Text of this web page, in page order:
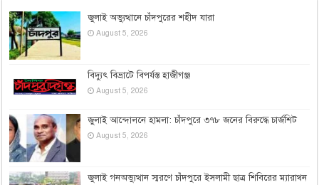
জুলাই অভ্যুত্থানে চাঁদপুরের শহীদ যারা
August 5, 2026
বিদ্যুৎ বিভ্রাটে বিপর্যস্ত হাজীগঞ্জ
August 5, 2026
জুলাই আন্দোলনে হামলা: চাঁদপুরে ৩৭৮ জনের বিরুদ্ধে চার্জশিট
August 5, 2026
জুলাই গনঅভ্যুত্থান স্মরণে চাঁদপুরে ইসলামী ছাত্র শিবিরের ম্যারাথন